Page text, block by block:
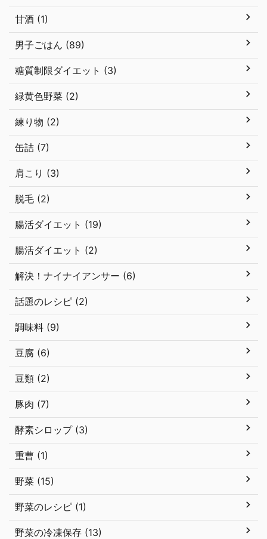
甘酒 (1)
男子ごはん (89)
糖質制限ダイエット (3)
緑黄色野菜 (2)
練り物 (2)
缶詰 (7)
肩こり (3)
脱毛 (2)
腸活ダイエット (19)
腸活ダイエット (2)
解決！ナイナイアンサー (6)
話題のレシピ (2)
調味料 (9)
豆腐 (6)
豆類 (2)
豚肉 (7)
酵素シロップ (3)
重曹 (1)
野菜 (15)
野菜のレシピ (1)
野菜の冷凍保存 (13)